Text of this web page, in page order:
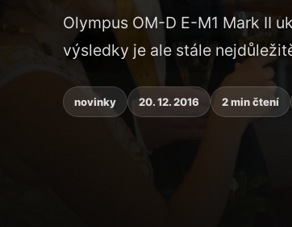
Olympus OM-D E-M1 Mark II
výsledky je ale stále
novinky 20. 12. 2016 2 min čtení